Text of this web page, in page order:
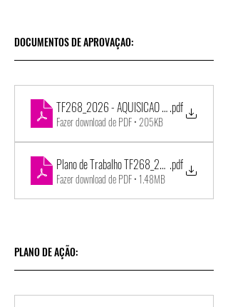
DOCUMENTOS DE APROVAÇAO:
TF268_2026 - AQUISICAO DE EQUIP
.pdf
Fazer download de PDF • 205KB
Plano de Trabalho TF268_2026 - Banda Lira
.pdf
Fazer download de PDF • 1.48MB
PLANO DE AÇÃO: